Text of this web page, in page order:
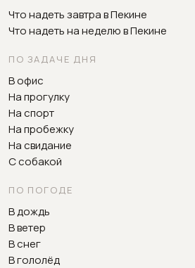
Что надеть завтра в Пекине
Что надеть на неделю в Пекине
ПО ЗАДАЧЕ ДНЯ
В офис
На прогулку
На спорт
На пробежку
На свидание
С собакой
ПО ПОГОДЕ
В дождь
В ветер
В снег
В гололёд